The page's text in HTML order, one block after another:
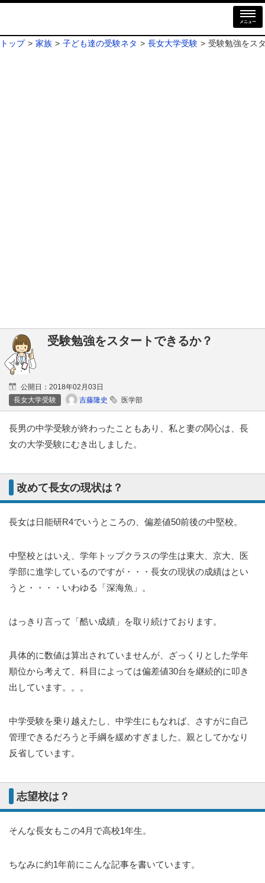
メニュー
トップ 家族 子ども達の受験ネタ 長女大学受験 受験勉強をス
受験勉強をスタートできるか？
公開日： 2018年02月03日
長女大学受験
吉藤隆史 医学部
長男の中学受験が終わったこともあり、私と妻の関心は、長
女の大学受験にむき出しました。
改めて長女の現状は？
長女は日能研R4でいうところの、偏差値50前後の中堅校。
中堅校とはいえ、学年トップクラスの学生は東大、京大、医
学部に進学しているのですが・・・長女の現状の成績はとい
うと・・・・いわゆる「深海魚」。
はっきり言って「酷い成績」を取り続けております。
具体的に数値は算出されていませんが、ざっくりとした学年
順位から考えて、科目によっては偏差値30台を継続的に叩き
出しています。。。
中学受験を乗り越えたし、中学生にもなれば、さすがに自己
管理できるだろうと手綱を緩めすぎました。親としてかなり
反省しています。
志望校は？
そんな長女もこの4月で高校1年生。
ちなみに約1年前にこんな記事を書いています。